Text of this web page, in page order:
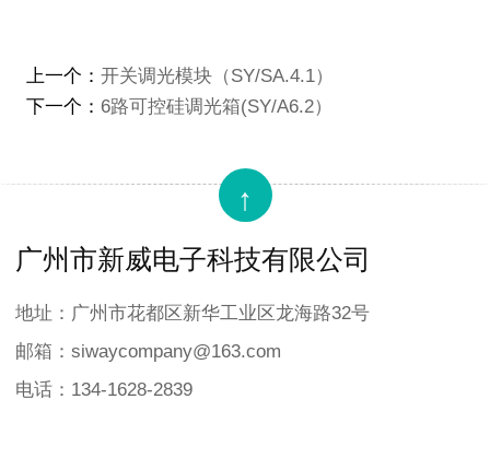
上一个： 开关调光模块（SY/SA.4.1）
下一个： 6路可控硅调光箱(SY/A6.2）
↑
广州市新威电子科技有限公司
地址：广州市花都区新华工业区龙海路32号
邮箱：siwaycompany@163.com
电话：134-1628-2839